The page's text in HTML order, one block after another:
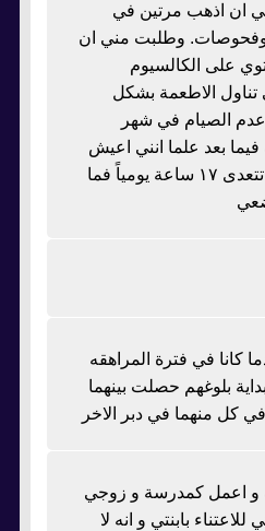
ان اذهب مرتين في
وفحوصات. وطلبت مني ان
على الكالسيوم
تناول الاطعمة بشكل
الصيام في شهر
بعد علما انني اعيش
في كندا وفترة الصيام تتعدى ١٧ ساعة يومياً فما
كانا في فترة المراهقه
بلوغهم حصلت بينهما
كل منهما في دبر الاخر
و اعمل كمدرسة و زوجي
بابنتي و انه لا